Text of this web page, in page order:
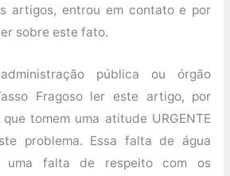
artigos, entrou em contato e por
sobre este fato.
pública ou órgão
Fragoso ler este artigo, por
tomem uma atitude URGENTE
problema. Essa falta de água
uma falta de respeito com os